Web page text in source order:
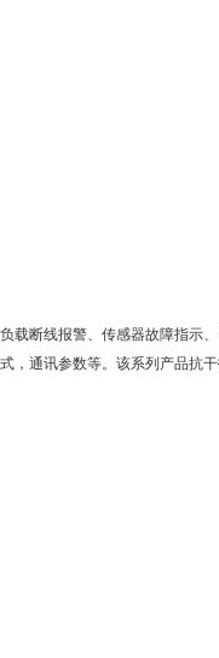
载断线报警、传感器故障指示
，通讯参数等。该系列产品抗